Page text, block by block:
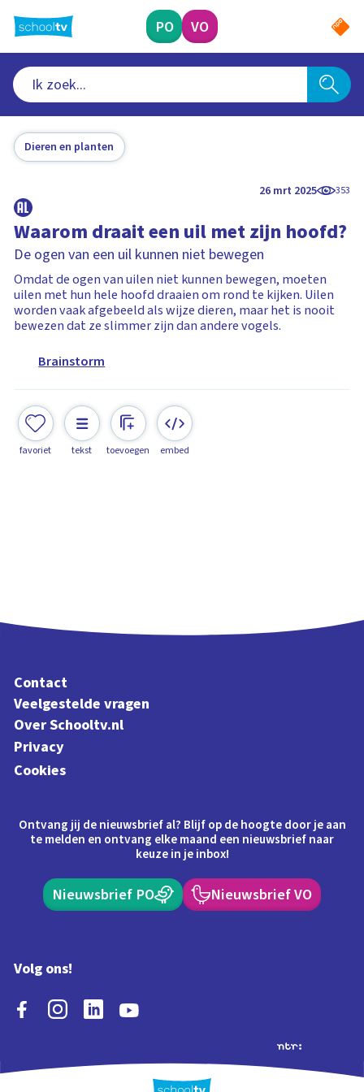
naar
hoofdinhoud
PO VO
Dieren en planten
26 mrt 2025 353
Waarom draait een uil met zijn hoofd?
De ogen van een uil kunnen niet bewegen
Omdat de ogen van uilen niet kunnen bewegen, moeten
uilen met hun hele hoofd draaien om rond te kijken. Uilen
worden vaak afgebeeld als wijze dieren, maar het is nooit
bewezen dat ze slimmer zijn dan andere vogels.
Brainstorm
favoriet tekst toevoegen embed
Contact
Veelgestelde vragen
Over Schooltv.nl
Privacy
Cookies
Ontvang jij de nieuwsbrief al? Blijf op de hoogte door je aan
te melden en ontvang elke maand een nieuwsbrief naar
keuze in je inbox!
Nieuwsbrief PO Nieuwsbrief VO
Volg ons!